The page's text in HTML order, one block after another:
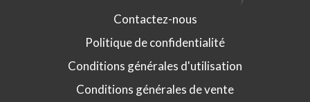
Contactez-nous
Politique de confidentialité
Conditions générales d'utilisation
Conditions générales de vente